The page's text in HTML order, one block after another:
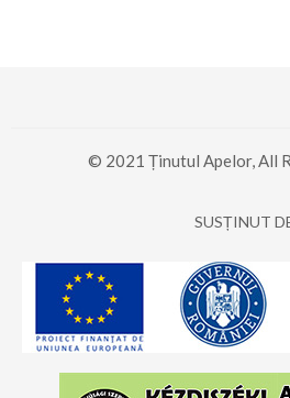
© 2021 Ținutul Apelor, All
SUSȚINUT